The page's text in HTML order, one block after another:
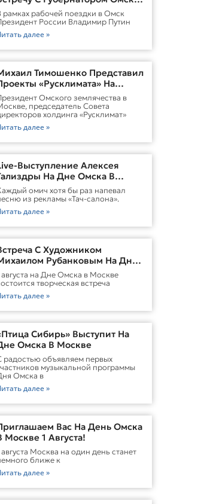
Виталием
рамках рабочей поездки в Омск
России Владимир Путин
далее »
Тимошенко Представил
«Русклимата» На
России И Казахстана
Омского землячества в
председатель Совета
холдинга «Русклимат»
далее »
Выступление Алексея
На Дне Омска В
омич хотя бы раз напевал
из рекламы «Тач-салона».
далее »
С Художником
Рубанковым На Дне
В Москве
августа на Дне Омска в Москве
творческая встреча
далее »
Сибирь» Выступит На
Омска В Москве
радостью объявляем первых
музыкальной программы
Омска в
далее »
Вас На День Омска
Москве 1 Августа!
августа Москва на один день станет
ближе к
далее »